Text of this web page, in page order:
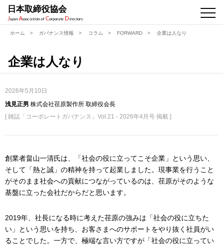
日本取締役協会
Japan Association of Corporate D irectors
ホーム > ガバナンス情報 > コラム > FORWARD > 企業は人なり
企業は人なり
2026年5月10日
浅見正男 株式会社荏原製作所 取締役会長
[ 雑誌「コーポレートガバナンス」Vol.21 - 2026年4月号 掲載 ]
創業者畠山一清氏は、「社会の役に立ってこそ企業」という思い、
そして「熱と誠」の精神を持って起業しました。現事業を行うこと
がそのまま社会への貢献につながっているのは、荏原がそのような
基盤に立った会社だからだと思います。
2019年、社長になる時に考えた荏原の強みは「社会の役に立ちた
い」という思いを持ち、お客さまへのサポートをやり抜く社員がい
ることでした。一方で、極端な言い方ですが「社会の役に立ってい